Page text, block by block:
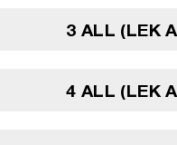
3 ALL (LEK
4 ALL (LEK